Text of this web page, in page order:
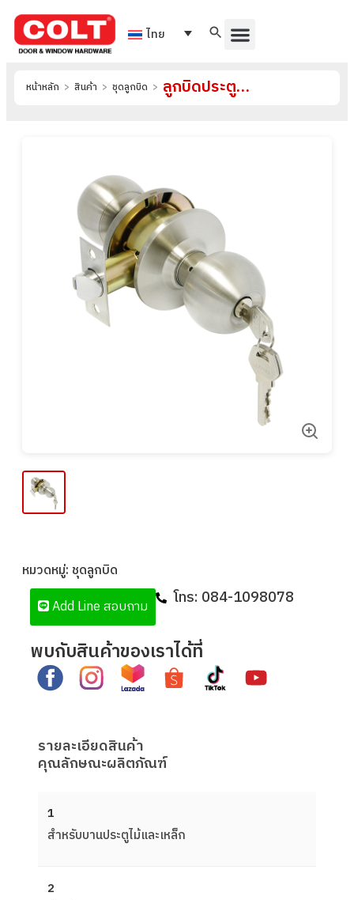
ไทย
หน้าหลัก > สินค้า > ชุดลูกบิด > ลูกบิดประตูระบบห้องทั่วไป รุ่น 6607
หมวดหมู่: ชุดลูกบิด
Add Line สอบถาม
โทร: 084-1098078
พบกับสินค้าของเราได้ที่
รายละเอียดสินค้า
คุณลักษณะผลิตภัณฑ์
1
สำหรับบานประตูไม้และเหล็ก
2